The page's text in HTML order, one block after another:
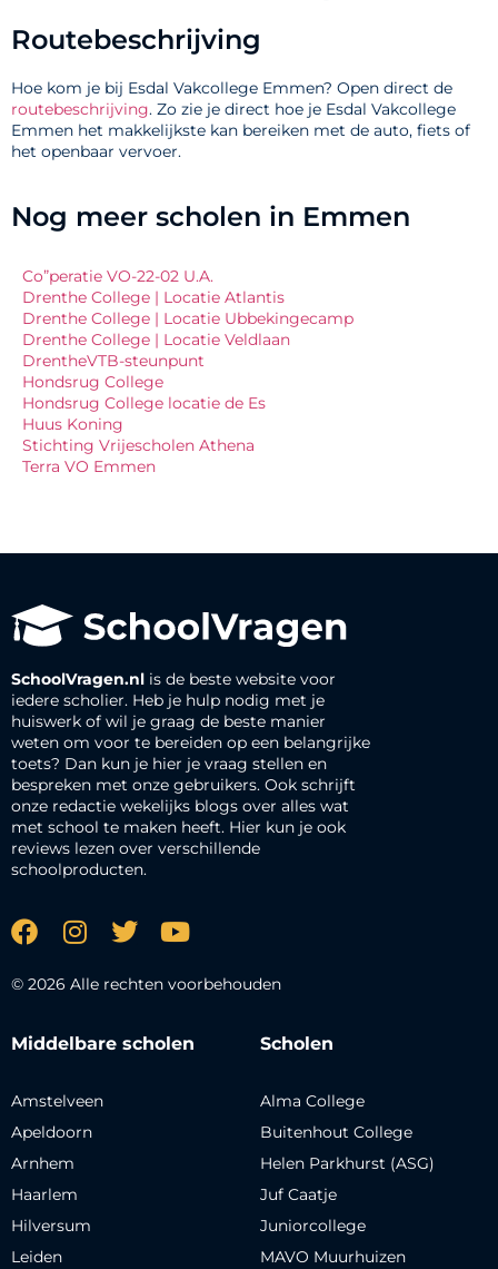
Routebeschrijving
Hoe kom je bij Esdal Vakcollege Emmen? Open direct de
routebeschrijving. Zo zie je direct hoe je Esdal Vakcollege
Emmen het makkelijkste kan bereiken met de auto, fiets of
het openbaar vervoer.
Nog meer scholen in Emmen
Co”peratie VO-22-02 U.A.
Drenthe College | Locatie Atlantis
Drenthe College | Locatie Ubbekingecamp
Drenthe College | Locatie Veldlaan
DrentheVTB-steunpunt
Hondsrug College
Hondsrug College locatie de Es
Huus Koning
Stichting Vrijescholen Athena
Terra VO Emmen
SchoolVragen.nl is de beste website voor
iedere scholier. Heb je hulp nodig met je
huiswerk of wil je graag de beste manier
weten om voor te bereiden op een belangrijke
toets? Dan kun je hier je vraag stellen en
bespreken met onze gebruikers. Ook schrijft
onze redactie wekelijks blogs over alles wat
met school te maken heeft. Hier kun je ook
reviews lezen over verschillende
schoolproducten.
© 2026 Alle rechten voorbehouden
Middelbare scholen
Amstelveen
Apeldoorn
Arnhem
Haarlem
Hilversum
Leiden
Scholen
Alma College
Buitenhout College
Helen Parkhurst (ASG)
Juf Caatje
Juniorcollege
MAVO Muurhuizen